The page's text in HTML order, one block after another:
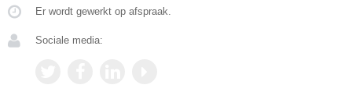
Er wordt gewerkt op afspraak.
Sociale media: